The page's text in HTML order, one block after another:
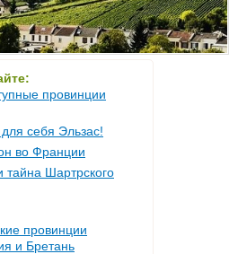
провинции
себя Эльзас!
во Франции
тайна Шартрского
провинции
и Бретань